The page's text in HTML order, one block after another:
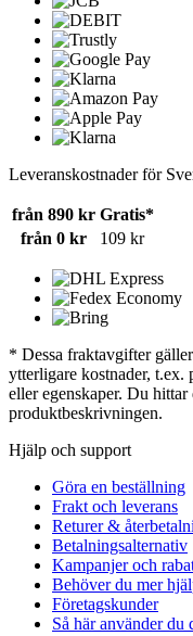
Leveranskostnader för
från 890 kr Gratis*
från 0 kr
109 kr
* Dessa fraktavgifter
ytterligare kostnader,
eller egenskaper. Du
produktbeskrivningen.
Hjälp och support
Göra en beställning
Frakt och leverans
Returer &
Betalningsalternativ
Kampanjer och
Behöver du mer
Företagskunder
Så här använder du